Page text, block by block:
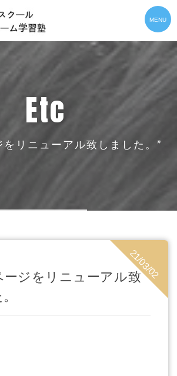
etc
をリニューアル致しました。”
ージをリニューアル致21/03/02